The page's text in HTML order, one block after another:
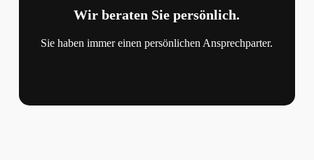
Wir beraten Sie persönlich.
Sie haben immer einen persönlichen Ansprechparter.